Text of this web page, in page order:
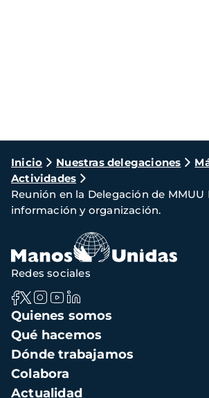
Ruta
de
navegación
Inicio Nuestras delegaciones
Actividades
Reunión en la Delegación de MMUU
información y organización.
Navegación
principal
Quienes somos
Qué hacemos
Dónde trabajamos
Colabora
Actualidad
Redes sociales